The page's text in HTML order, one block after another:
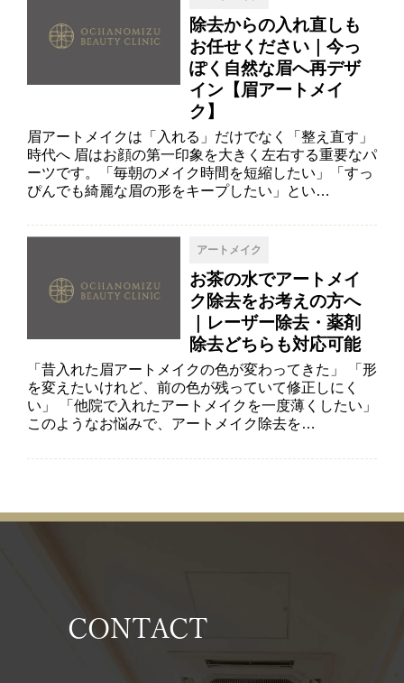
除去からの入れ直しも
お任せください｜今っ
ぽく自然な眉へ再デザ
イン【眉アートメイ
ク】
眉アートメイクは「入れる」だけでなく「整え直す」
時代へ 眉はお顔の第一印象を大きく左右する重要なパ
ーツです。「毎朝のメイク時間を短縮したい」「すっ
ぴんでも綺麗な眉の形をキープしたい」とい…
アートメイク
お茶の水でアートメイ
ク除去をお考えの方へ
｜レーザー除去・薬剤
除去どちらも対応可能
「昔入れた眉アートメイクの色が変わってきた」 「形
を変えたいけれど、前の色が残っていて修正しにく
い」 「他院で入れたアートメイクを一度薄くしたい」
このようなお悩みで、アートメイク除去を…
CONTACT